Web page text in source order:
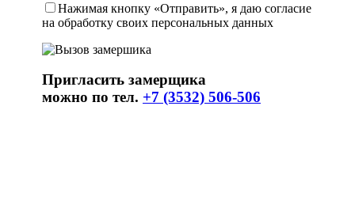
Нажимая кнопку «Отправить», я даю согласие
на обработку своих персональных данных
Пригласить замерщика
можно по тел. +7 (3532) 506-506